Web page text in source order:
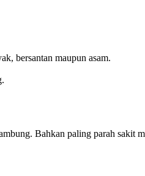
bersantan maupun asam.
Bahkan paling parah sakit